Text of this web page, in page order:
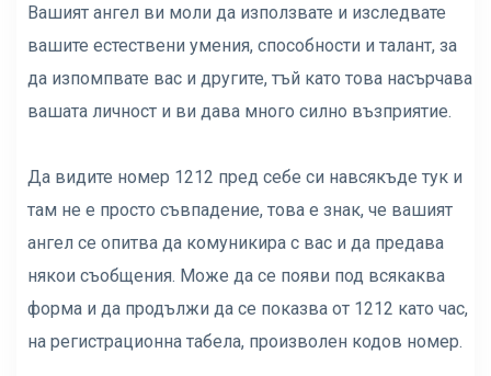
Вашият ангел ви моли да използвате и изследвате
вашите естествени умения, способности и талант, за
да изпомпвате вас и другите, тъй като това насърчава
вашата личност и ви дава много силно възприятие.
Да видите номер 1212 пред себе си навсякъде тук и
там не е просто съвпадение, това е знак, че вашият
ангел се опитва да комуникира с вас и да предава
някои съобщения. Може да се появи под всякаква
форма и да продължи да се показва от 1212 като час,
на регистрационна табела, произволен кодов номер.